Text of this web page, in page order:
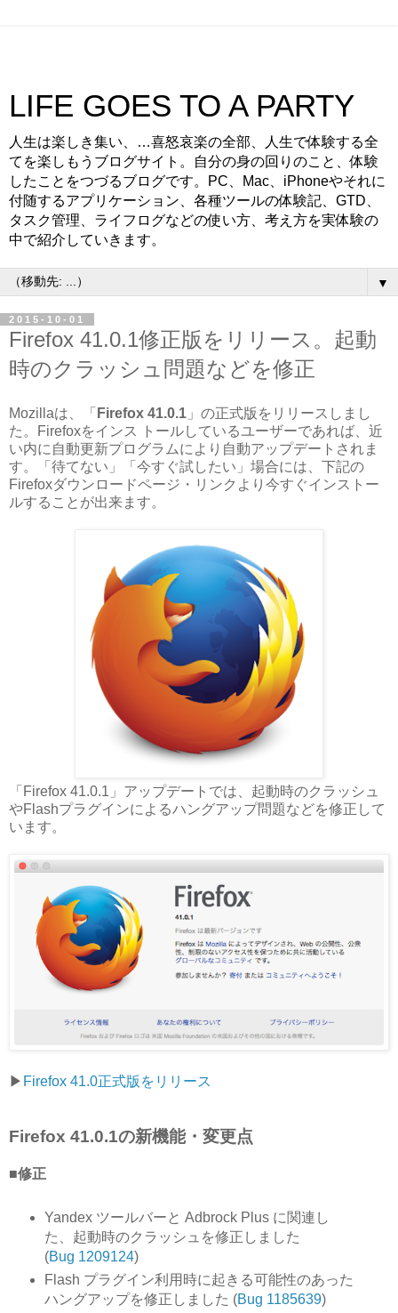
LIFE GOES TO A PARTY
人生は楽しき集い、…喜怒哀楽の全部、人生で体験する全
てを楽しもうブログサイト。自分の身の回りのこと、体験
したことをつづるブログです。PC、Mac、iPhoneやそれに
付随するアプリケーション、各種ツールの体験記、GTD、
タスク管理、ライフログなどの使い方、考え方を実体験の
中で紹介していきます。
▼
2015-10-01
Firefox 41.0.1修正版をリリース。起動
時のクラッシュ問題などを修正
Mozillaは、「 Firefox 41.0.1 」の正式版をリリースしまし
た。Firefoxをインス トールしているユーザーであれば、近
い内に自動更新プログラムにより自動アップデートされま
す。「待てない」「今すぐ試したい」場合には、下記の
Firefoxダウンロードページ・リンクより今すぐインストー
ルすることが出来ます。
「Firefox 41.0.1」アップデートでは、起動時のクラッシュ
やFlashプラグインによるハングアップ問題などを修正して
います。
▶︎ Firefox 41.0正式版をリリース
Firefox 41.0.1の新機能・変更点
■修正
Yandex ツールバーと Adbrock Plus に関連し
た、起動時のクラッシュを修正しました
(Bug 1209124)
Flash プラグイン利用時に起きる可能性のあった
ハングアップを修正しました (Bug 1185639)